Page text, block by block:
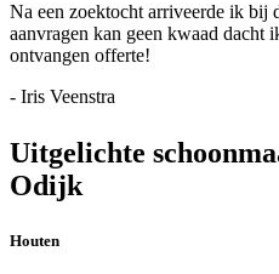
Na een zoektocht arriveerde ik bij
aanvragen kan geen kwaad dacht
ontvangen offerte!
- Iris Veenstra
Uitgelichte
Odijk
Houten